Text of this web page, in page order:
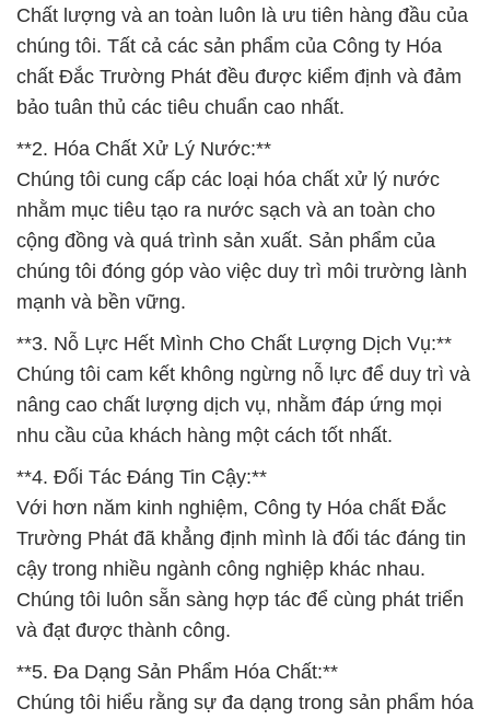
Chất lượng và an toàn luôn là ưu tiên hàng đầu của
chúng tôi. Tất cả các sản phẩm của Công ty Hóa
chất Đắc Trường Phát đều được kiểm định và đảm
bảo tuân thủ các tiêu chuẩn cao nhất.
**2. Hóa Chất Xử Lý Nước:**
Chúng tôi cung cấp các loại hóa chất xử lý nước
nhằm mục tiêu tạo ra nước sạch và an toàn cho
cộng đồng và quá trình sản xuất. Sản phẩm của
chúng tôi đóng góp vào việc duy trì môi trường lành
mạnh và bền vững.
**3. Nỗ Lực Hết Mình Cho Chất Lượng Dịch Vụ:**
Chúng tôi cam kết không ngừng nỗ lực để duy trì và
nâng cao chất lượng dịch vụ, nhằm đáp ứng mọi
nhu cầu của khách hàng một cách tốt nhất.
**4. Đối Tác Đáng Tin Cậy:**
Với hơn năm kinh nghiệm, Công ty Hóa chất Đắc
Trường Phát đã khẳng định mình là đối tác đáng tin
cậy trong nhiều ngành công nghiệp khác nhau.
Chúng tôi luôn sẵn sàng hợp tác để cùng phát triển
và đạt được thành công.
**5. Đa Dạng Sản Phẩm Hóa Chất:**
Chúng tôi hiểu rằng sự đa dạng trong sản phẩm hóa